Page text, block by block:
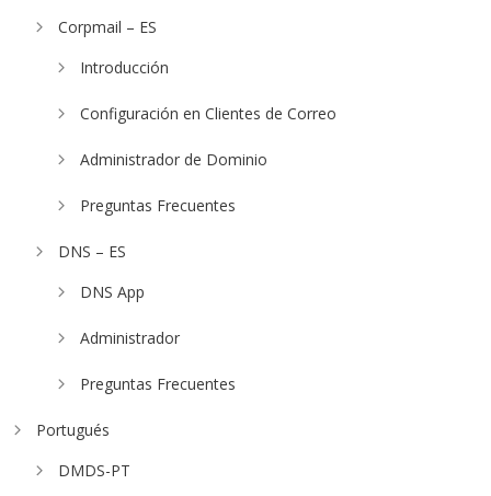
Corpmail – ES
Introducción
Configuración en Clientes de Correo
Administrador de Dominio
Preguntas Frecuentes
DNS – ES
DNS App
Administrador
Preguntas Frecuentes
Portugués
DMDS-PT